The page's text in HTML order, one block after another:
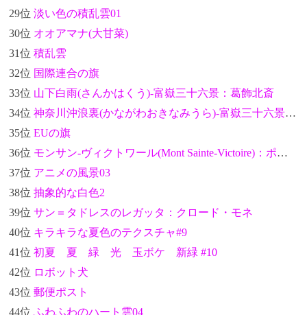
29位 淡い色の積乱雲01
30位 オオアマナ(大甘菜)
31位 積乱雲
32位 国際連合の旗
33位 山下白雨(さんかはくう)-富嶽三十六景：葛飾北斎
34位 神奈川沖浪裏(かながわおきなみうら)-富嶽三十六景：葛飾北斎
35位 EUの旗
36位 モンサン-ヴィクトワール(Mont Sainte-Victoire)：ポール・セザンヌ
37位 アニメの風景03
38位 抽象的な白色2
39位 サン＝タドレスのレガッタ：クロード・モネ
40位 キラキラな夏色のテクスチャ#9
41位 初夏 夏 緑 光 玉ボケ 新緑 #10
42位 ロボット犬
43位 郵便ポスト
44位 ふわふわのハート雲04